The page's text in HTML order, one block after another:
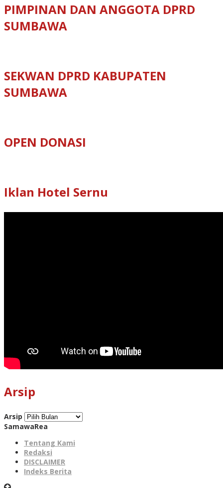
PIMPINAN DAN ANGGOTA DPRD
SUMBAWA
SEKWAN DPRD KABUPATEN
SUMBAWA
OPEN DONASI
Iklan Hotel Sernu
Arsip
Arsip
SamawaRea
Tentang Kami
Redaksi
DISCLAIMER
Indeks Berita